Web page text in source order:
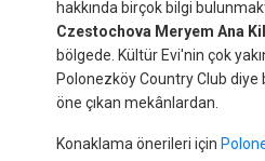
hakkında birçok bilgi
Czestochova Meryem Ana
bölgede. Kültür Evi'nin çok
Polonezköy Country Club
öne çıkan mekânlardan.
Konaklama önerileri için